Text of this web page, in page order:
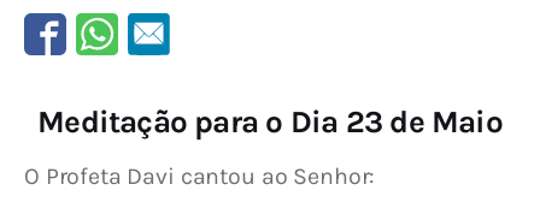
Meditação para o Dia 23 de Maio
O Profeta Davi cantou ao Senhor: